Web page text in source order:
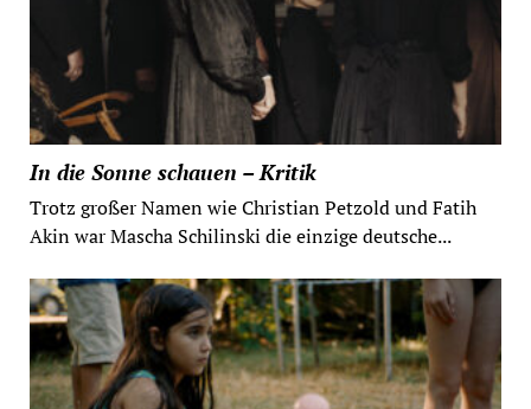
In die Sonne schauen – Kritik
Trotz großer Namen wie Christian Petzold und Fatih
Akin war Mascha Schilinski die einzige deutsche...